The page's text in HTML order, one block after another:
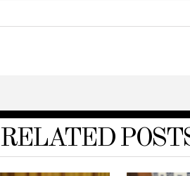
RELATED